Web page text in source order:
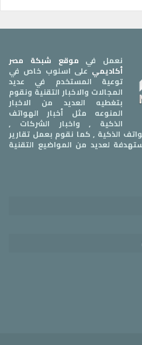
نعمل في موقع شبكة مصر
أكاديميعلى اسلوب خاص في
توعية المستخدم في عديد
المجالات والاخبار التقنية ونقوم
بتغطيه العديد من الاخبار
المنوعه مثل أخبار الهواتف
الذكية , واخبار الشركات ,
الذكية , كما نقوم بعمل تقارير
لعديد من المواضيع التقنية